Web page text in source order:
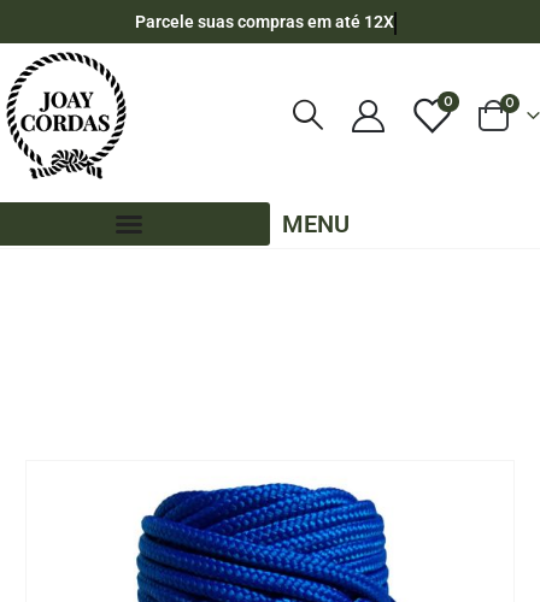
Parcele suas compras em até 12X
0 0
MENU